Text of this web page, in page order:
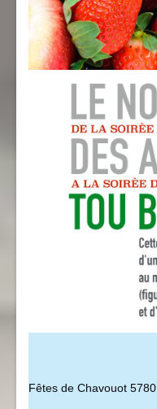
Fêtes de Chavouot 5780